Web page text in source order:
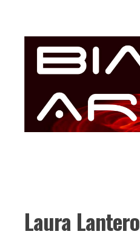
content
Laura Lantero